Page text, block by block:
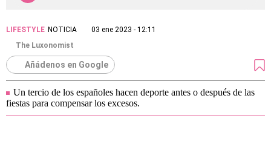
LIFESTYLE NOTICIA
03 ene 2023 - 12:11
The Luxonomist
Añádenos en Google
Un tercio de los españoles hacen deporte antes o después de las
fiestas para compensar los excesos.